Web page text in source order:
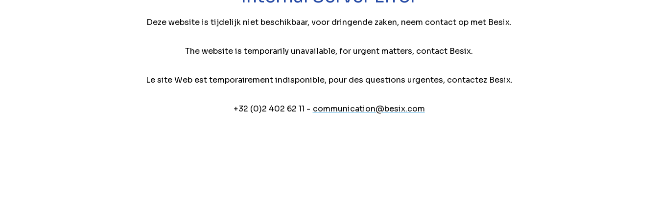
Deze website is tijdelijk niet beschikbaar, voor dringende zaken, neem contact op met Besix.
The website is temporarily unavailable, for urgent matters, contact Besix.
Le site Web est temporairement indisponible, pour des questions urgentes, contactez Besix.
+32 (0)2 402 62 11 - communication@besix.com